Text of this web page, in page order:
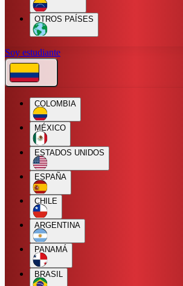
OTROS PAÍSES
Soy estudiante
COLOMBIA
MÉXICO
ESTADOS UNIDOS
ESPAÑA
CHILE
ARGENTINA
PANAMÁ
BRASIL